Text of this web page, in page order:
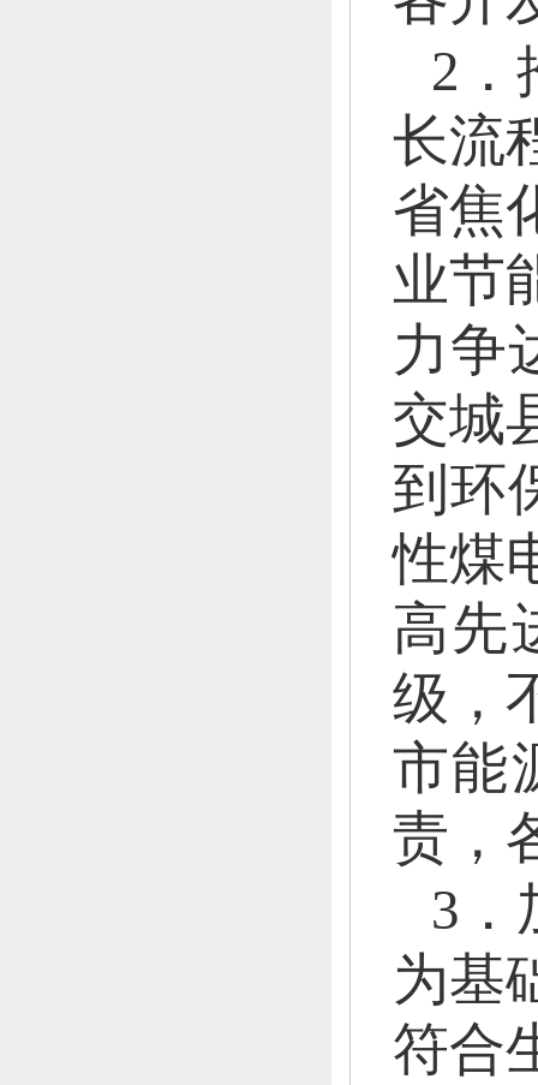
2．
长流
省焦
业节
力争
交城
到环
性煤
高先
级，
市能
责，
3．
为基
符合